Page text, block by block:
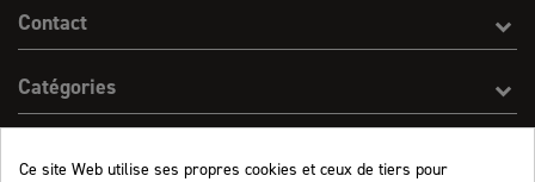
Contact
Catégories
Ce site Web utilise ses propres cookies et ceux de tiers pour